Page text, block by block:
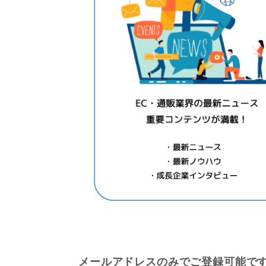
メールアドレスのみでご登録可能で